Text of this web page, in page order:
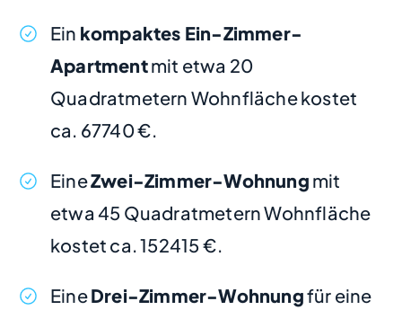
Ein kompaktes Ein-Zimmer-
Apartmentmit etwa 20
Quadratmetern Wohnfläche kostet
ca. 67740 €.
EineZwei-Zimmer-Wohnung mit
etwa 45 Quadratmetern Wohnfläche
kostet ca. 152415 €.
EineDrei-Zimmer-Wohnungfür eine